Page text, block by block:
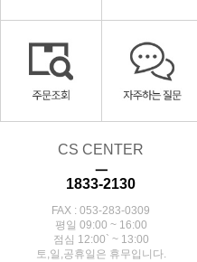
CS CENTER
ㅡ
1833-2130
FAX : 053-283-0309
평일 09:00 ~ 16:00
점심 12:00` ~ 13:00
토,일,공휴일은 휴무입니다.